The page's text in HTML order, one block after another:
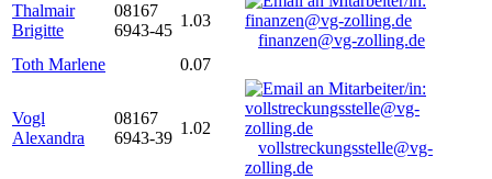
Thalmair
Brigitte
08167
6943-45
1.03
finanzen@vg-zolling.de
Toth Marlene
0.07
Vogl
Alexandra
08167
6943-39
1.02
vollstreckungsstelle@vg-
zolling.de